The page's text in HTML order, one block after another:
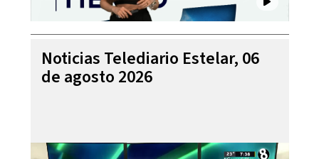
Noticias Telediario Estelar, 06
de agosto 2026